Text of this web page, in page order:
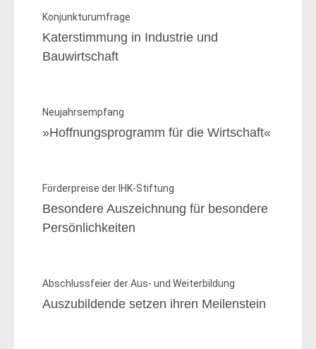
Konjunkturumfrage
Katerstimmung in Industrie­ und
Bauwirtschaft
Neujahrsempfang
»Hoffnungsprogramm für die Wirtschaft«
Förderpreise der IHK-Stiftung
Besondere Auszeichnung für besondere
Persönlichkeiten
Abschlussfeier der Aus- und Weiterbildung
Auszubildende setzen ­ihren Meilenstein